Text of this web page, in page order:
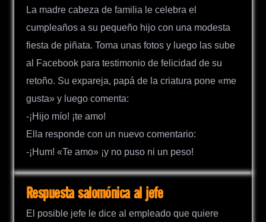
La madre cabeza de familia le celebra el
cumpleaños a su pequeño hijo con una modesta
fiesta de piñata. Toma unas fotos y luego las sube
al Facebook para testimonio de felicidad de su
retoño. Su expareja, papá de la criatura pone «me
gusta» y luego comenta:
-¡Hijo mío! ¡te amo!
Ella responde con un nuevo comentario:
-¡Hum! «Te amo» ¡y no puso ni un peso!
Respuesta salomónica al jefe
El posible jefe le dice al empleado que quiere